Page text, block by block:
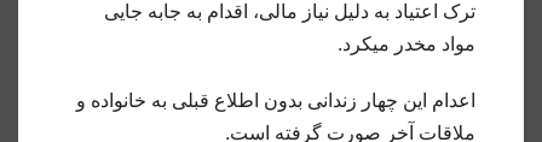
ترک اعتیاد به دلیل نیاز مالی، اقدام به جابه جایی
مواد مخدر میکرد.
اعدام این چهار زندانی بدون اطلاع قبلی به خانواده و
ملاقات آخر صورت گرفته است.